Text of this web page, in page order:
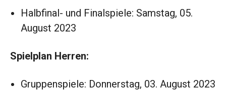
Halbfinal- und Finalspiele: Samstag, 05.
August 2023
Spielplan Herren:
Gruppenspiele: Donnerstag, 03. August 2023